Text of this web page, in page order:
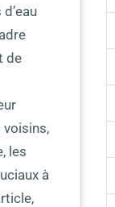
de
voisins,
les
à